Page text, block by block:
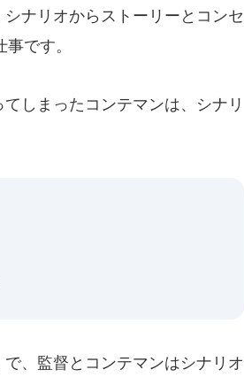
ナリオからストーリーとコンセ
です。
しまったコンテマンは、シナリ
、監督とコンテマンはシナリオ